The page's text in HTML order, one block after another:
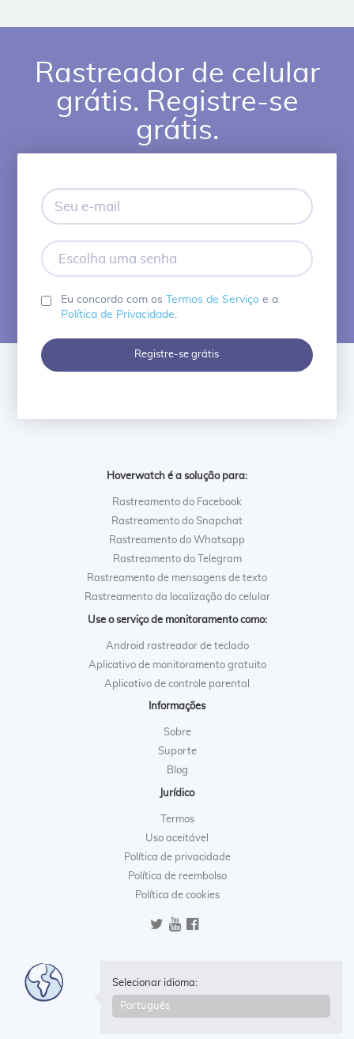
Rastreador de celular
grátis. Registre-se
grátis.
uma
Eu concordo com os Termos de Serviçoe a
Política de Privacidade.
Registre-se grátis
Hoverwatch é a solução para:
Rastreamento do Facebook
Rastreamento do Snapchat
Rastreamento do Whatsapp
Rastreamento do Telegram
Rastreamento de mensagens de texto
Rastreamento da localização do celular
Use o serviço de monitoramento como:
Android rastreador de teclado
Aplicativo de monitoramento gratuito
Aplicativo de controle parental
Informações
Sobre
Suporte
Blog
Jurídico
Termos
Uso aceitável
Política de privacidade
Política de reembolso
Política de cookies
Selecionar idioma: